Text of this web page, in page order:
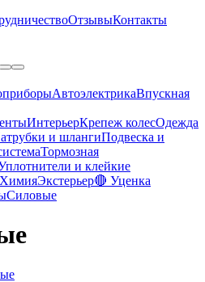
ОтзывыКонтакты
АвтоэлектрикаВпускная
ИнтерьерКрепеж колесОдежда
и шлангиПодвеска и
Тормозная
и клейкие
ХимияЭкстерьер🔴 Уценка
Силовые